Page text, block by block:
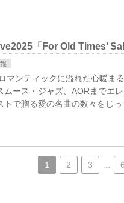
「For Old Times’
マンティックに溢れた心暖ま
ムース・ジャズ、AORまでエ
トで贈る愛の名曲の数々をじ
1 2 3 6